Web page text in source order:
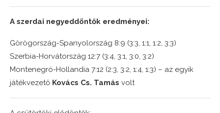
A szerdai negyeddöntők eredményei:
Görögország-Spanyolország 8:9 (3:3, 1:1, 1:2, 3:3)
Szerbia-Horvátország 12:7 (3:4, 3:1, 3:0, 3:2)
Montenegró-Hollandia 7:12 (2:3, 3:2, 1:4, 1:3) – az egyik
játékvezető Kovács Cs. Tamás volt